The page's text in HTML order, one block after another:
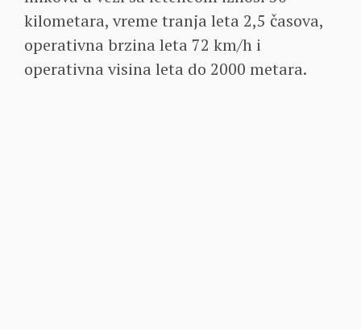
kilometara, vreme tranja leta 2,5 časova,
operativna brzina leta 72 km/h i
operativna visina leta do 2000 metara.